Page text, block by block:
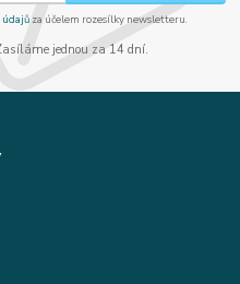
údajůza účelem rozesílky newsletteru.
jednou za 14 dní.